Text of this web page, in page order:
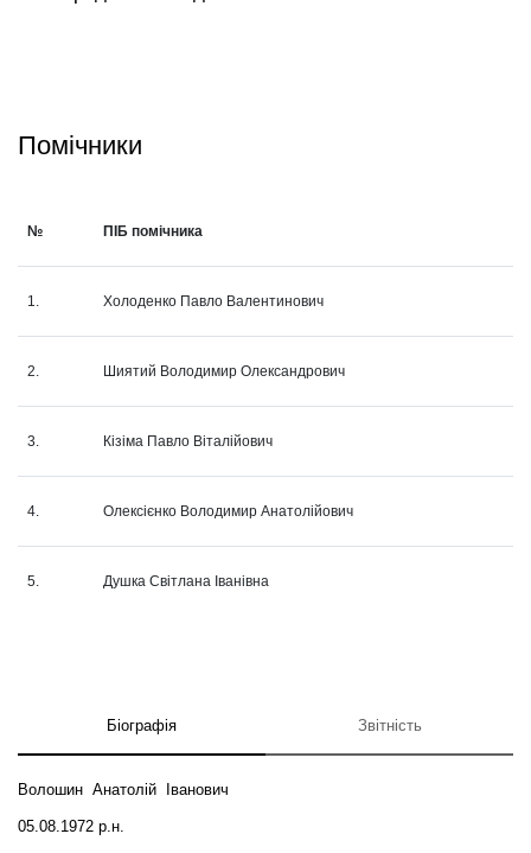
Помічники
№ ПІБ помічника
1. Холоденко Павло Валентинович
2. Шиятий Володимир Олександрович
3. Кізіма Павло Віталійович
4. Олексієнко Володимир Анатолійович
5. Душка Світлана Іванівна
Біографія Звітність
Волошин Анатолій Іванович
05.08.1972 р.н.